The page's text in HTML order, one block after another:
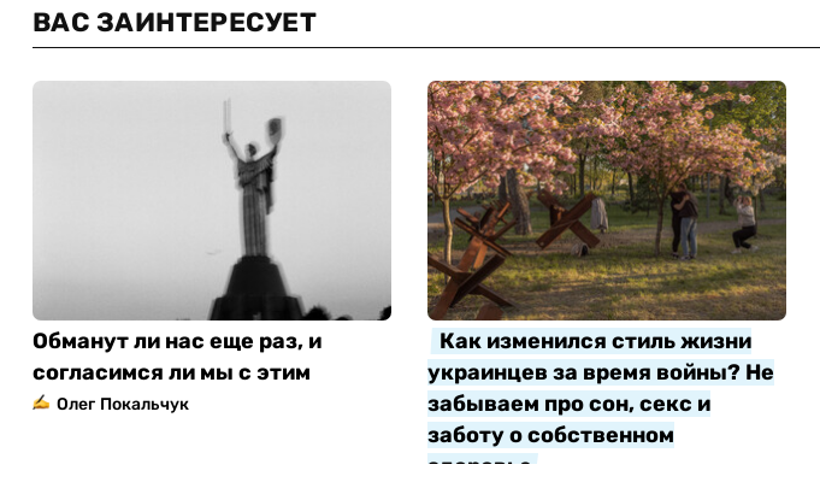
ВАС ЗАИНТЕРЕСУЕТ
Обманут ли нас еще раз, и
согласимся ли мы с этим
Олег Покальчук
Как изменился стиль жизни
украинцев за время войны? Не
забываем про сон, секс и
заботу о собственном
здоровье